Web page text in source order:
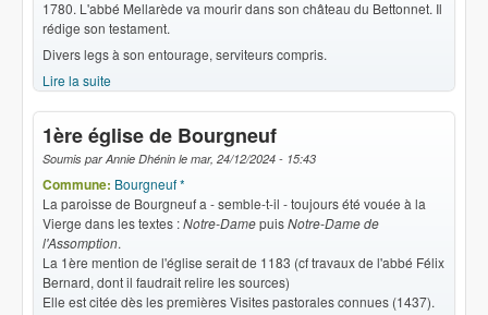
1780. L'abbé Mellarède va mourir dans son château du Bettonnet. Il
rédige son testament.
Divers legs à son entourage, serviteurs compris.
Lire la suite
1ère église de Bourgneuf
Soumis parAnnie Dhénin le mar, 24/12/2024 - 15:43
Commune: Bourgneuf *
La paroisse de Bourgneuf a - semble-t-il - toujours été vouée à la
Vierge dans les textes :Notre-DamepuisNotre-Dame de
l'Assomption.
La 1ère mention de l'église serait de 1183 (cf travaux de l'abbé Félix
Bernard, dont il faudrait relire les sources)
Elle est citée dès les premières Visites pastorales connues (1437).